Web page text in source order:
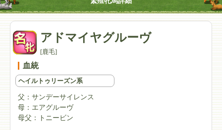
アドマイヤグルーヴ
[鹿毛]
血統
ヘイルトゥリーズン系
父： サンデーサイレンス
母： エアグルーヴ
母父：
トニービン